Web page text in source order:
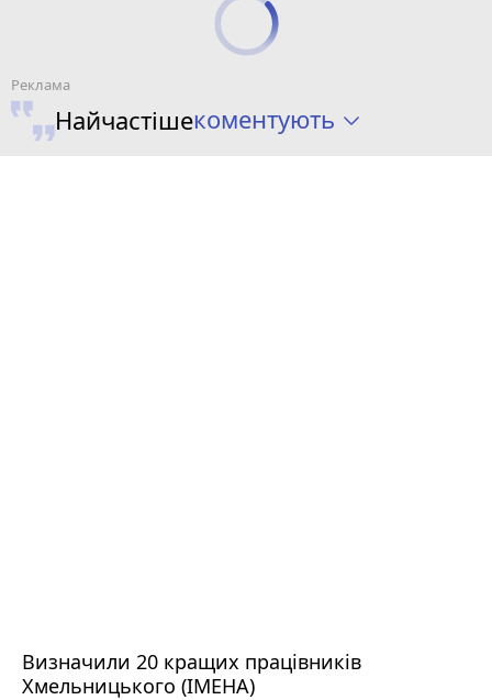
Найчастішекоментують
Визначили 20 кращих працівників
Хмельницького (ІМЕНА)